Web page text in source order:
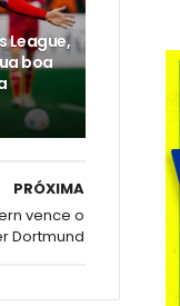
League,
boa
PRÓXIMA
vence o
Dortmund